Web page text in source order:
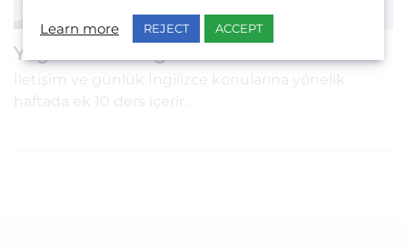
Yoğun Genel İngilizce
İletişim ve günlük İngilizce konularına yönelik
haftada ek 10 ders içerir.
Learn more REJECT ACCEPT